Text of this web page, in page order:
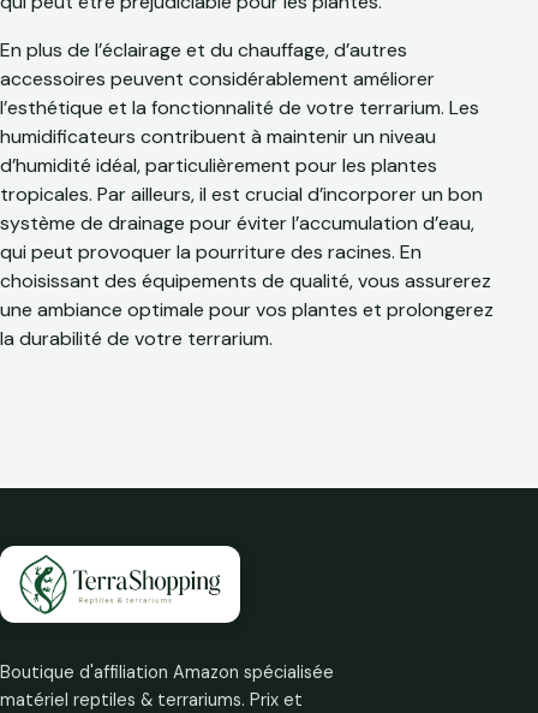
En plus de l’éclairage et du chauffage, d’autres
accessoires peuvent considérablement améliorer
l’esthétique et la fonctionnalité de votre terrarium. Les
humidificateurs contribuent à maintenir un niveau
d’humidité idéal, particulièrement pour les plantes
tropicales. Par ailleurs, il est crucial d’incorporer un bon
système de drainage pour éviter l’accumulation d’eau,
qui peut provoquer la pourriture des racines. En
choisissant des équipements de qualité, vous assurerez
une ambiance optimale pour vos plantes et prolongerez
la durabilité de votre terrarium.
Boutique d'affiliation Amazon spécialisée
matériel reptiles & terrariums. Prix et